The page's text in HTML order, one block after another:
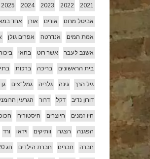
2021
2022
2023
2024
2025
אביטל מרום אורים אורן אחד
אמת המים אנדרטה אפרים גולן
אשנב לעבר אשר רוט בהאי
בית הראשונים בריכה ברכות
גיל הרך גינה גלריה גמל"צים
דורון נדיב דקל דרור הגרעין הרומני
היו זמנים היוצרים היסטוריה
הפגנה הצגה וותיקים וידאו ורד
חברה חברים חברת הילדים חג 20